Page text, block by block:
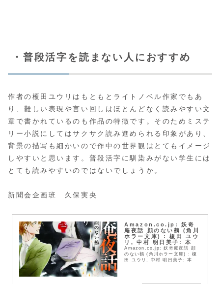
・普段活字を読まない人におすすめ
作者の榎田ユウリはもともとライトノベル作家でもあ
り、難しい表現や言い回しはほとんどなく読みやすい文
章で書かれているのも作品の特徴です。そのためミステ
リー小説にしてはサクサク読み進められる印象があり、
背景の描写も細かいので作中の世界観はとてもイメージ
しやすいと思います。普段活字に馴染みがない学生には
とても読みやすいのではないでしょうか。
新聞会企画班 久保実央
Amazon.co.jp: 妖奇
庵夜話 顔のない鵺 (角川
ホラー文庫) : 榎田 ユウ
リ, 中村 明日美子: 本
Amazon.co.jp: 妖奇庵夜話 顔
のない鵺 (角川ホラー文庫) : 榎
田 ユウリ, 中村 明日美子: 本